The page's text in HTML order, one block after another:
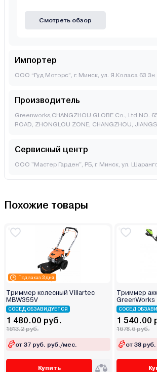
Смотреть обзор
Импортер
ООО “Гуд Моторс”, г. Минск, ул. Я.Коласа 63 3н
Производитель
Greenworks,CHANGZHOU GLOBE Co., Ltd NO.
ROAD, ZHONGLOU ZONE, CHANGZHOU,
Сервисный центр
ООО "Мастер Гарден", РБ, г. Минск, ул.
Похожие товары
Под заказ 3 дня
Триммер колесный Villartec
MBW355V
СОСЕД ОБЗАВИДУЕТСЯ
1 480.00 руб.
1613.2 руб.
от 37 руб. руб./мес.
Купить
Триммер
GreenWorks
СОСЕД
1 540.00
1678.6 руб.
от 38